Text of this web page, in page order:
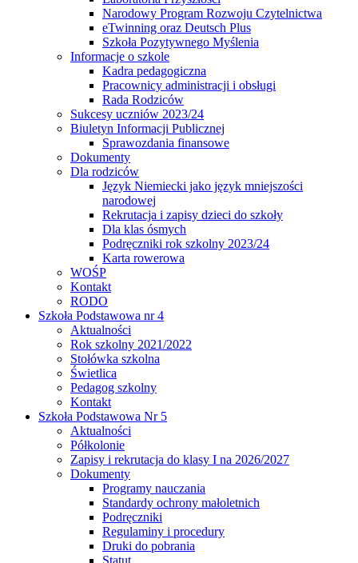
Narodowy Program Rozwoju Czytelnictwa
eTwinning oraz Deutsch Plus
Szkoła Pozytywnego Myślenia
Informacje o szkole
Kadra pedagogiczna
Pracownicy administracji i obsługi
Rada Rodziców
Sukcesy uczniów 2023/24
Biuletyn Informacji Publicznej
Sprawozdania finansowe
Dokumenty
Dla rodziców
Język Niemiecki jako język mniejszości
narodowej
Rekrutacja i zapisy dzieci do szkoły
Dla klas ósmych
Podręczniki rok szkolny 2023/24
Karta rowerowa
WOŚP
Kontakt
RODO
Szkoła Podstawowa nr 4
Aktualności
Rok szkolny 2021/2022
Stołówka szkolna
Świetlica
Pedagog szkolny
Kontakt
Szkoła Podstawowa Nr 5
Aktualności
Półkolonie
Zapisy i rekrutacja do klasy I na 2026/2027
Dokumenty
Programy nauczania
Standardy ochrony małoletnich
Podręczniki
Regulaminy i procedury
Druki do pobrania
Statut